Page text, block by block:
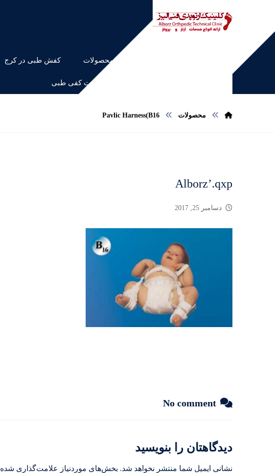
محصولات کفش طبی در کرج
اسکن کف پا و ساخت کفی طبی
محصولات Pavlic Harness(B16
Alborz’.qxp
دسامبر 25, 2017
No comment
دیدگاهتان را بنویسید
نشانی ایمیل شما منتشر نخواهد شد. بخش‌های موردنیاز علامت‌گذاری